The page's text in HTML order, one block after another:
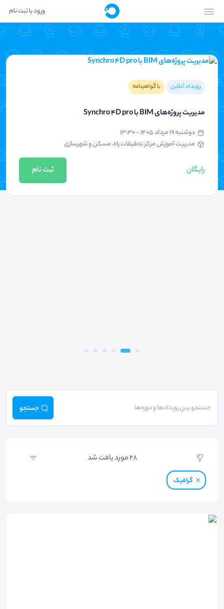
ورود یا ثبت نام
رویداد آنلاین با گواهینامه
مدیریت پروژه‌های BIM با Synchro 4D pro
دوشنبه ۱۹ مرداد ۱۴۰۵ - ۱۳:۳۰
مدیریت آموزش مرکز تحقیقات راه، مسکن و شهرسازی
رایگان ثبت نام
جستجو
28مورد یافت شد
گرافیک